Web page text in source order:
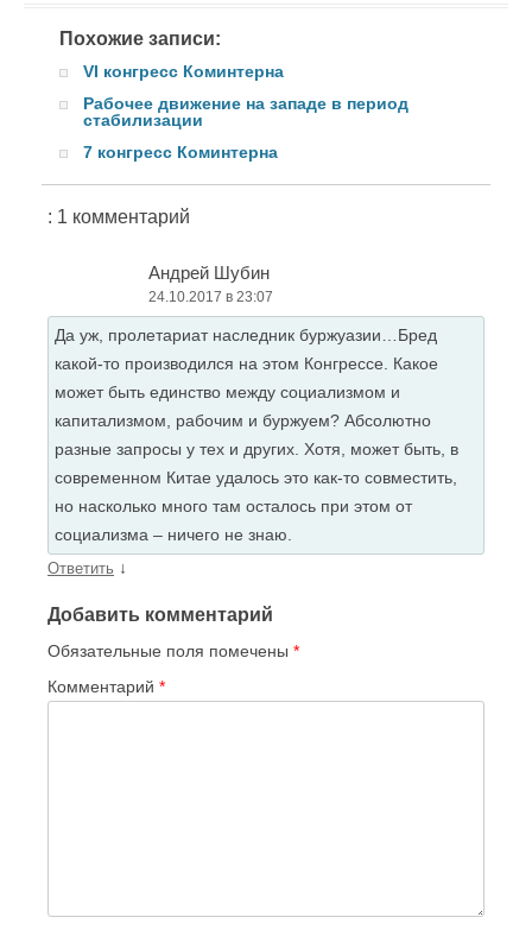
Похожие записи:
VI конгресс Коминтерна
Рабочее движение на западе в период
стабилизации
7 конгресс Коминтерна
: 1 комментарий
Андрей Шубин
24.10.2017 в 23:07
Да уж, пролетариат наследник буржуазии…Бред
какой-то производился на этом Конгрессе. Какое
может быть единство между социализмом и
капитализмом, рабочим и буржуем? Абсолютно
разные запросы у тех и других. Хотя, может быть, в
современном Китае удалось это как-то совместить,
но насколько много там осталось при этом от
социализма – ничего не знаю.
Ответить ↓
Добавить комментарий
Обязательные поля помечены *
Комментарий *